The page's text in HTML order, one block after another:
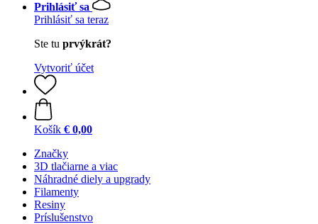
Prihlásiť sa
Prihlásiť sa teraz
Ste tu prvýkrát?
Vytvoriť účet
Košík € 0,00
Značky
3D tlačiarne a viac
Náhradné diely a upgrady
Filamenty
Resiny
Príslušenstvo